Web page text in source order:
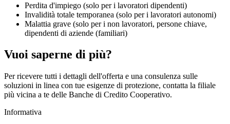
Perdita d'impiego (solo per i lavoratori dipendenti)
Invalidità totale temporanea (solo per i lavoratori autonomi)
Malattia grave (solo per i non lavoratori, persone chiave,
dipendenti di aziende (familiari)
Vuoi saperne di più?
Per ricevere tutti i dettagli dell'offerta e una consulenza sulle
soluzioni in linea con tue esigenze di protezione, contatta la filiale
più vicina a te delle Banche di Credito Cooperativo.
Informativa